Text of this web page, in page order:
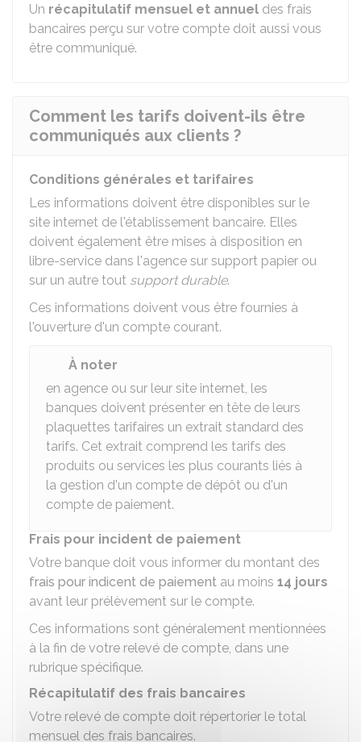
Un récapitulatif mensuel et annuel des frais
bancaires perçu sur votre compte doit aussi vous
être communiqué.
Comment les tarifs doivent-ils être
communiqués aux clients ?
Conditions générales et tarifaires
Les informations doivent être disponibles sur le
site internet de l'établissement bancaire. Elles
doivent également être mises à disposition en
libre-service dans l'agence sur support papier ou
sur un autre tout support durable.
Ces informations doivent vous être fournies à
l'ouverture d'un compte courant.
À noter
en agence ou sur leur site internet, les
banques doivent présenter en tête de leurs
plaquettes tarifaires un extrait standard des
tarifs. Cet extrait comprend les tarifs des
produits ou services les plus courants liés à
la gestion d'un compte de dépôt ou d'un
compte de paiement.
Frais pour incident de paiement
Votre banque doit vous informer du montant des
frais pour indicent de paiement au moins 14 jours
avant leur prélèvement sur le compte.
Ces informations sont généralement mentionnées
à la fin de votre relevé de compte, dans une
rubrique spécifique.
Récapitulatif des frais bancaires
Votre relevé de compte doit répertorier le total
mensuel des frais bancaires.